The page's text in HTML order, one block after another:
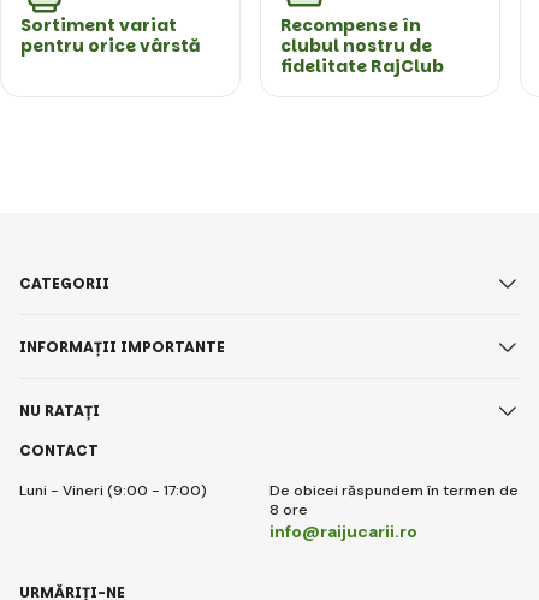
Sortiment variat
pentru orice vârstă
Recompense în
clubul nostru de
fidelitate RajClub
CONTACT
Luni - Vineri (9:00 - 17:00)
De obicei răspundem în termen de
8 ore
info@raijucarii.ro
CATEGORII
INFORMAȚII IMPORTANTE
NU RATAȚI
URMĂRIȚI-NE